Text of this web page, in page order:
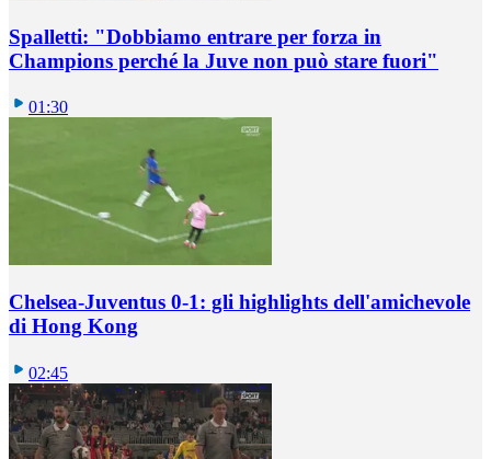
Spalletti: "Dobbiamo entrare per forza in
Champions perché la Juve non può stare fuori"
01:30
Chelsea-Juventus 0-1: gli highlights dell'amichevole
di Hong Kong
02:45